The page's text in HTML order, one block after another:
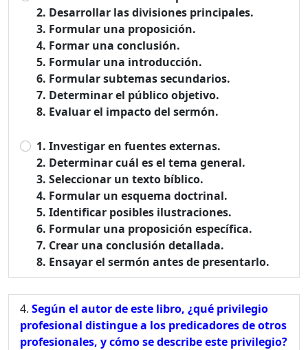
2. Desarrollar las divisiones principales.
3. Formular una proposición.
4. Formar una conclusión.
5. Formular una introducción.
6. Formular subtemas secundarios.
7. Determinar el público objetivo.
8. Evaluar el impacto del sermón.
1. Investigar en fuentes externas.
2. Determinar cuál es el tema general.
3. Seleccionar un texto bíblico.
4. Formular un esquema doctrinal.
5. Identificar posibles ilustraciones.
6. Formular una proposición específica.
7. Crear una conclusión detallada.
8. Ensayar el sermón antes de presentarlo.
Según el autor de este libro, ¿qué privilegio
profesional distingue a los predicadores de otros
profesionales, y cómo se describe este privilegio?